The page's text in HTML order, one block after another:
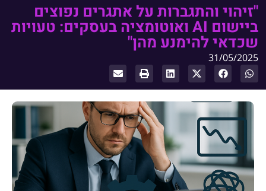
"זיהוי והתגברות על אתגרים נפוצים
ביישום AI ואוטומציה בעסקים: טעויות
שכדאי להימנע מהן"
31/05/2025